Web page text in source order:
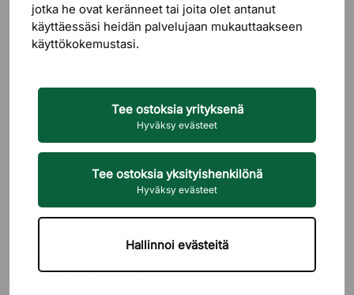
jotka he ovat keränneet tai joita olet antanut
käyttäessäsi heidän palvelujaan mukauttaakseen
käyttökokemustasi.
Tee ostoksia yrityksenä
Hyväksy evästeet
Tee ostoksia yksityishenkilönä
Hyväksy evästeet
Hallinnoi evästeitä
Rannetuki Leitz Ergo -
näppäimistölle